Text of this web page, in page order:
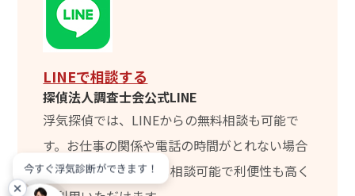
LINEで相談する
探偵法人調査士会公式LINE
浮気探偵では、LINEからの無料相談も可能で
す。お仕事の関係や電話の時間がとれない場合
など、24時間いつでも相談可能で利便性も高く
今すぐ浮気診断ができます！